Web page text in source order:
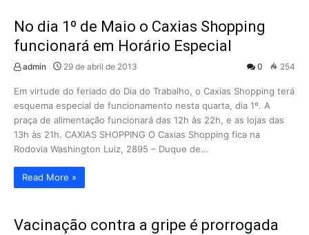
No dia 1º de Maio o Caxias Shopping
funcionará em Horário Especial
admin 29 de abril de 2013 0 254
Em virtude do feriado do Dia do Trabalho, o Caxias Shopping terá
esquema especial de funcionamento nesta quarta, dia 1º. A
praça de alimentação funcionará das 12h às 22h, e as lojas das
13h às 21h. CAXIAS SHOPPING O Caxias Shopping fica na
Rodovia Washington Luiz, 2895 – Duque de…
Read More »
Vacinação contra a gripe é prorrogada